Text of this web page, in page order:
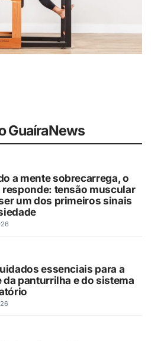
GuaíraNews
a mente sobrecarrega, o
tensão muscular
um dos primeiros sinais
essenciais para a
da panturrilha e do sistema